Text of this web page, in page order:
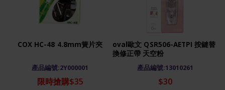
COX HC-48 4.8mm簧片夾
產品編號:2Y000001
限時搶購$35
oval歐文 QSR506-AETPI 按鍵替
換修正帶 天空粉
產品編號:13010261
$30